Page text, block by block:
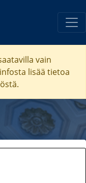
vain
infosta lisää tietoa